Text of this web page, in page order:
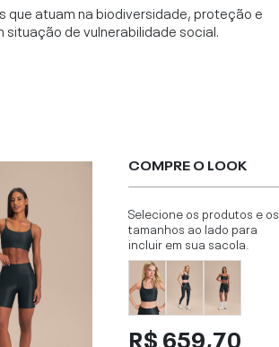
que atuam na biodiversidade, proteção e
de vulnerabilidade social.
COMPRE O LOOK
Selecione os produtos e os
tamanhos ao lado para
incluir em sua sacola.
R$ 659,70